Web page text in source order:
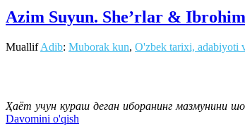
Azim Suyun. She’rlar &
MuallifAdib: Muborak kun, O'zbek tarixi, adabiyoti
Ҳаёт учун кураш деган иборанинг мазмунини
Davomini o'qish